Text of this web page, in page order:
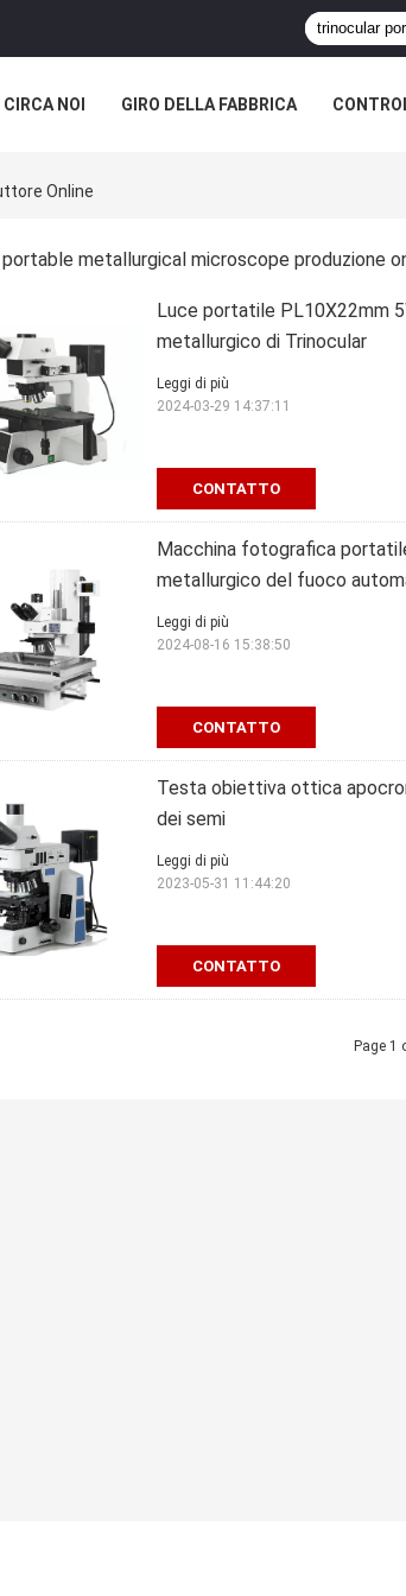
CIRCA NOI GIRO DELLA FABBRICA
Online
metallurgical microscope produzione
Luce portatile PL10X22mm
metallurgico di Trinocular
CONTATTO
Leggi di più
2024-03-29 14:37:11
Macchina fotografica
metallurgico del fuoco
CONTATTO
Leggi di più
2024-08-16 15:38:50
Testa obiettiva ottica
dei semi
CONTATTO
Leggi di più
2023-05-31 11:44:20
Page 1